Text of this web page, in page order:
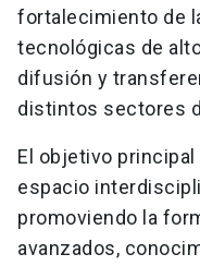
fortalecimiento de
tecnológicas de
difusión y
distintos sectores
El objetivo principal
espacio
promoviendo la
avanzados,